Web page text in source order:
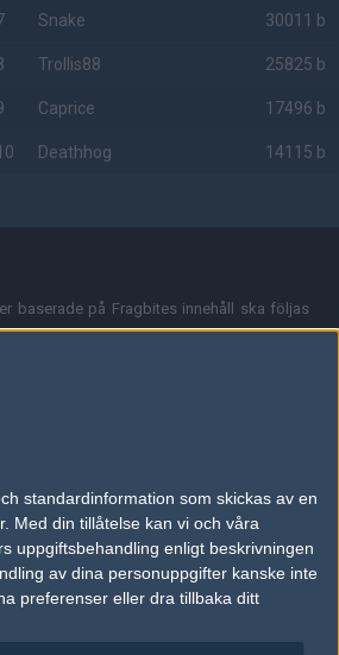
standardinformation som skickas av en
Med din tillåtelse kan vi och våra
uppgiftsbehandling enligt beskrivningen
av dina personuppgifter kanske inte
preferenser eller dra tillbaka ditt
Snake 30011 b
Trollis88 25825 b
Caprice 17496 b
Deathhog 14115 b
baserade på Fragbites innehåll ska följas
med Fragbites åsikter.
till
Cookies sparas även när man deltar i
inställningar eller välja att inte
trädde i kraft 25 juli 2003.